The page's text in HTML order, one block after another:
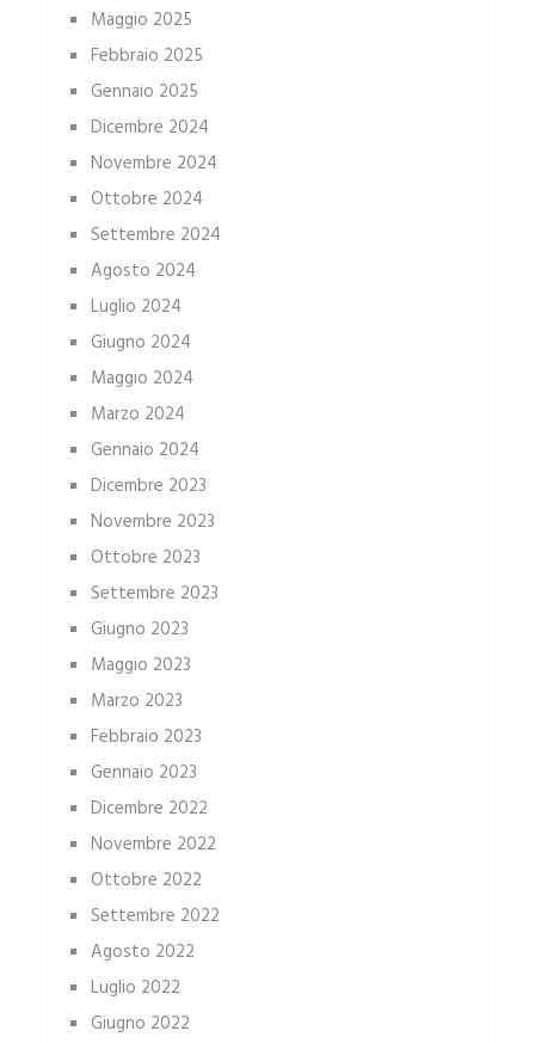
Maggio 2025
Febbraio 2025
Gennaio 2025
Dicembre 2024
Novembre 2024
Ottobre 2024
Settembre 2024
Agosto 2024
Luglio 2024
Giugno 2024
Maggio 2024
Marzo 2024
Gennaio 2024
Dicembre 2023
Novembre 2023
Ottobre 2023
Settembre 2023
Giugno 2023
Maggio 2023
Marzo 2023
Febbraio 2023
Gennaio 2023
Dicembre 2022
Novembre 2022
Ottobre 2022
Settembre 2022
Agosto 2022
Luglio 2022
Giugno 2022